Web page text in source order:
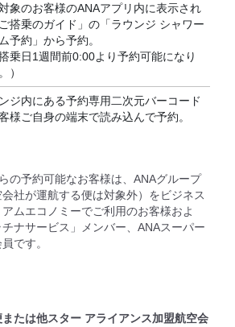
象のお客様のANAアプリ内に表示され
搭乗のガイド」の「ラウンジ シャワー
予約」から予約。
搭乗日1週間前0:00より予約可能になり
）
ジ内にある予約専用二次元バーコード
様ご自身の端末で読み込んで予約。
の予約可能なお客様は、ANAグループ
社が運航する便は対象外）をビジネス
ムエコノミーでご利用のお客様およ
ナサービス」メンバー、ANAスーパー
です。
たは他スター アライアンス加盟航空会